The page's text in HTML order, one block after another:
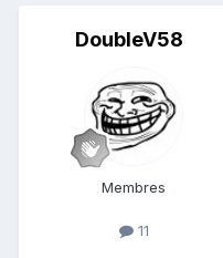
DoubleV58
Membres
11